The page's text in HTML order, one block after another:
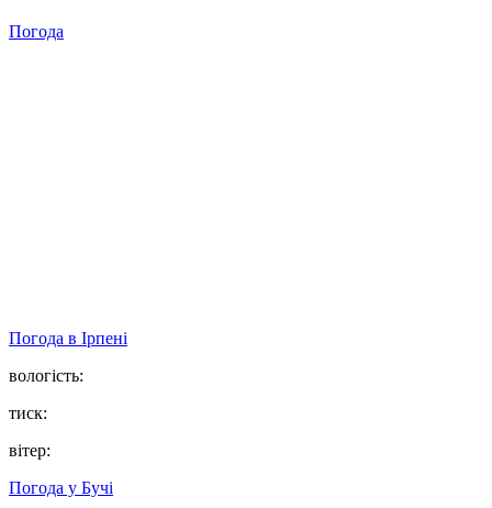
Погода
Погода в Ірпені
вологість:
тиск:
вітер:
Погода у Бучі